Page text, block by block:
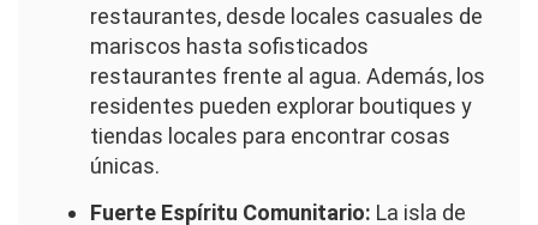
restaurantes, desde locales casuales de
mariscos hasta sofisticados
restaurantes frente al agua. Además, los
residentes pueden explorar boutiques y
tiendas locales para encontrar cosas
únicas.
Fuerte Espíritu Comunitario: La isla de